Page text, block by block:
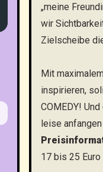
„meine
wir
Zielscheibe
Mit
inspirieren,
COMEDY!
leise
17 bis 25